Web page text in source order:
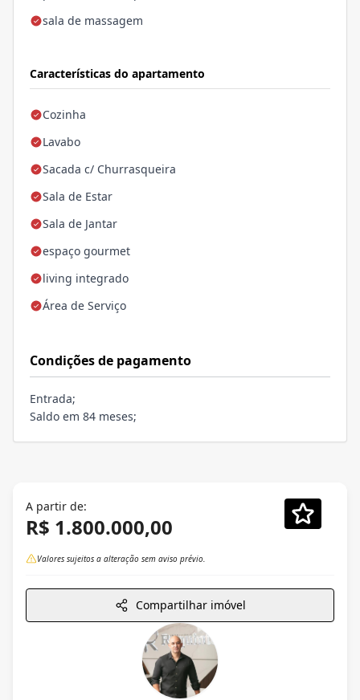
sala de massagem
Características do apartamento
Cozinha
Lavabo
Sacada c/ Churrasqueira
Sala de Estar
Sala de Jantar
espaço gourmet
living integrado
Área de Serviço
Condições de pagamento
Entrada;
Saldo em 84 meses;
A partir de:
R$ 1.800.000,00
Valores sujeitos a alteração sem aviso prévio.
Compartilhar imóvel